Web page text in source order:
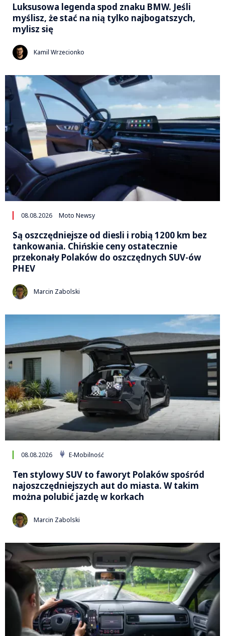
Luksusowa legenda spod znaku BMW. Jeśli
myślisz, że stać na nią tylko najbogatszych,
mylisz się
Kamil Wrzecionko
08.08.2026 Moto Newsy
Są oszczędniejsze od diesli i robią 1200 km bez
tankowania. Chińskie ceny ostatecznie
przekonały Polaków do oszczędnych SUV-ów
PHEV
Marcin Zabolski
08.08.2026 E-Mobilność
Ten stylowy SUV to faworyt Polaków spośród
najoszczędniejszych aut do miasta. W takim
można polubić jazdę w korkach
Marcin Zabolski